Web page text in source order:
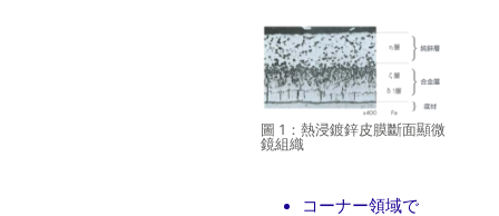
圖 1：熱浸鍍鋅皮膜斷面顯微
鏡組織
コーナー領域で